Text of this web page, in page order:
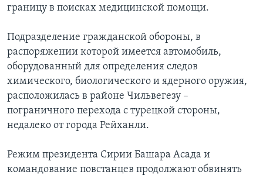
границу в поисках медицинской помощи.
Подразделение гражданской обороны, в
распоряжении которой имеется автомобиль,
оборудованный для определения следов
химического, биологического и ядерного оружия,
расположилась в районе Чильвегезу –
пограничного перехода с турецкой стороны,
недалеко от города Рейханли.
Режим президента Сирии Башара Асада и
командование повстанцев продолжают обвинять